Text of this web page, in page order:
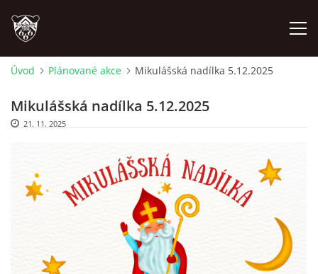
PLÁNOVANÉ AKCE
PROBĚHLÉ AKCE
FOTOALBUM
Úvod Plánované akce Mikulášská nadílka 5.12.2025
Mikulášská nadílka 5.12.2025
21. 11. 2025